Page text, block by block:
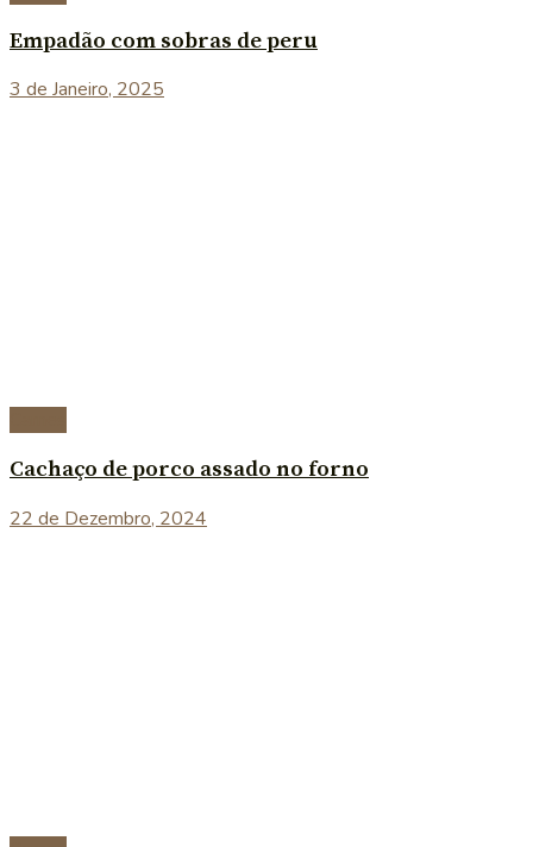
Empadão com sobras de peru
3 de Janeiro, 2025
Cachaço de porco assado no forno
22 de Dezembro, 2024